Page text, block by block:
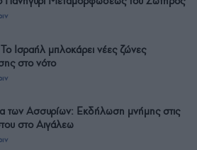
Ισραήλ μπλοκάρει νέες ζώνες
στο νότο
των Ασσυρίων: Εκδήλωση μνήμης στις
στο Αιγάλεω